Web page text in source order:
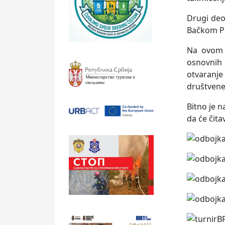
Drugi
Bačkom
Na
osnovnih
Bitno je
da će